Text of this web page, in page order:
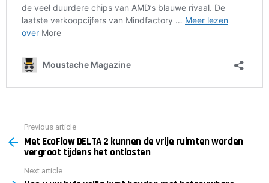
more
Previous article
Met EcoFlow DELTA 2 kunnen de vrije ruimten worden
vergroot tijdens het ontlasten
Next article